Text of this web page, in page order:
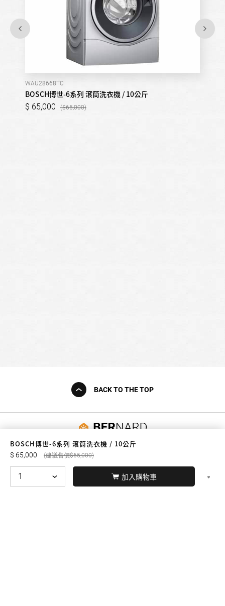
BOSCH博世-6系列 滾筒洗衣機 / 10公斤
65,000 65,000
加入購物車
WAU28668TC
BOSCH博世-6系列 滾筒洗衣機 / 10公斤
65,000 65,000
BACK TO THE TOP
友誠購物
© BERNARD 2021 WEBDESIGN